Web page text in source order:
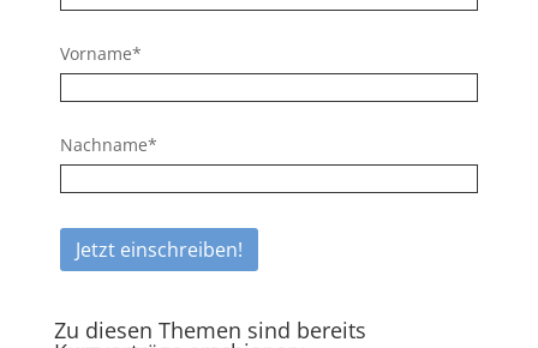
Vorname*
Nachname*
Zu diesen Themen sind bereits